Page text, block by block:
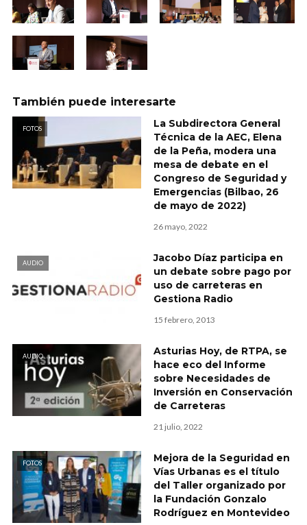
También puede interesarte
FOTOS
La Subdirectora General
Técnica de la AEC, Elena
de la Peña, modera una
mesa de debate en el
Congreso de Seguridad y
Emergencias (Bilbao, 26
de mayo de 2022)
26 mayo, 2022
AUDIO
Jacobo Díaz participa en
un debate sobre pago por
uso de carreteras en
Gestiona Radio
15 febrero, 2013
AUDIO
Asturias Hoy, de RTPA, se
hace eco del Informe
sobre Necesidades de
Inversión en Conservación
de Carreteras
21 julio, 2022
FOTOS
Mejora de la Seguridad en
Vías Urbanas es el título
del Taller organizado por
la Fundación Gonzalo
Rodríguez en Montevideo